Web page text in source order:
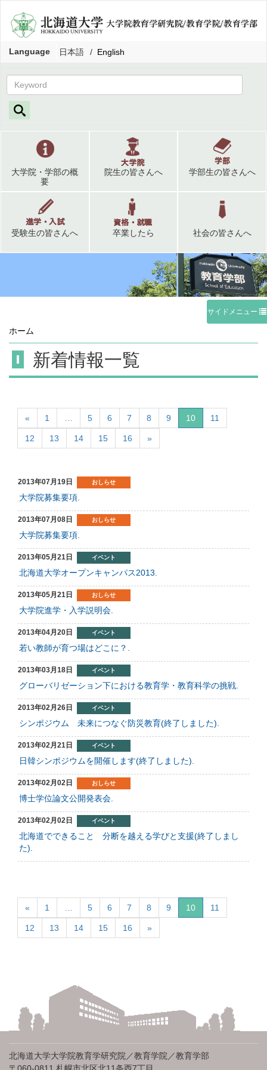
Language 日本語 English
大学院・学部の概
要
院生の皆さんへ 学部生の皆さんへ
受験生の皆さんへ 卒業したら 社会の皆さんへ
サイドメニュー
ホーム
新着情報一覧
« 1 … 5 6 7 8 9 10 11
12 13 14 15 16 »
2013年07月19日 おしらせ
大学院募集要項.
2013年07月08日 おしらせ
大学院募集要項.
2013年05月21日 イベント
北海道大学オープンキャンパス2013.
2013年05月21日 おしらせ
大学院進学・入学説明会.
2013年04月20日 イベント
若い教師が育つ場はどこに？.
2013年03月18日 イベント
グローバリゼーション下における教育学・教育科学の挑戦.
2013年02月26日 イベント
シンポジウム 未来につなぐ防災教育(終了しました).
2013年02月21日 イベント
日韓シンポジウムを開催します(終了しました).
2013年02月02日 おしらせ
博士学位論文公開発表会.
2013年02月02日 イベント
北海道でできること 分断を越える学びと支援(終了しまし
た).
« 1 … 5 6 7 8 9 10 11
12 13 14 15 16 »
北海道大学大学院教育学研究院／教育学院／教育学部